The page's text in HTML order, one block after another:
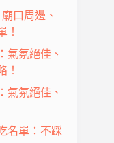
口周邊、
！
氣氛絕佳、
！
氣氛絕佳、
名單：不踩